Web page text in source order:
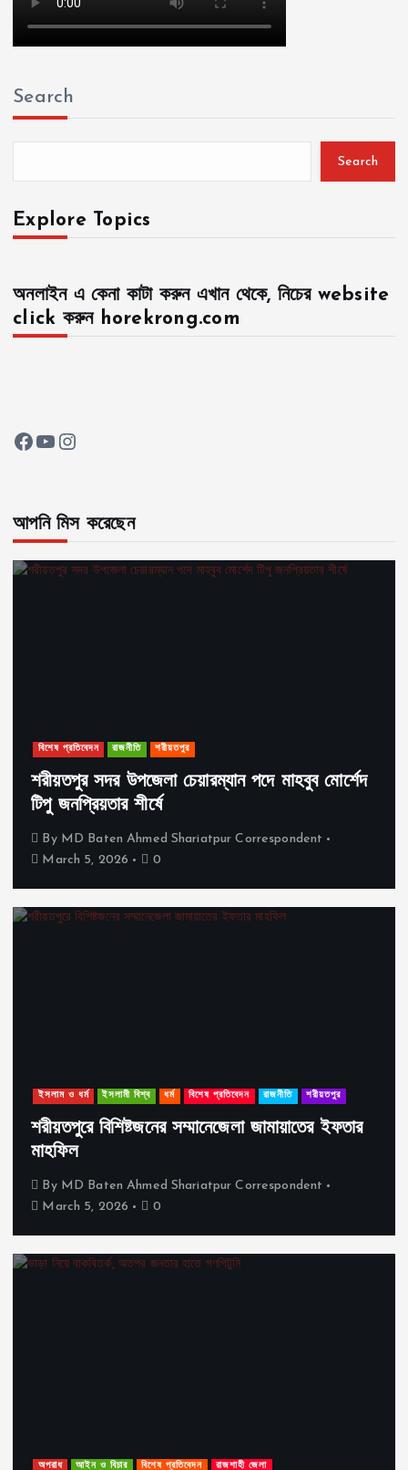
Search
Search
Explore Topics
অনলাইন এ কেনা কাটা করুন এখান থেকে, নিচের website
click করুন horekrong.com
Facebook YouTube Instagram
আপনি মিস করেছেন
বিশেষ প্রতিবেদন রাজনীতি শরীয়তপুর
শরীয়তপুর সদর উপজেলা চেয়ারম্যান পদে মাহবুব মোর্শেদ
টিপু জনপ্রিয়তার শীর্ষে
By MD Baten Ahmed Shariatpur Correspondent
March 5, 2026
0
ইসলাম ও ধর্ম ইসলামী বিশ্ব ধর্ম বিশেষ প্রতিবেদন রাজনীতি শরীয়তপুর
শরীয়তপুরে বিশিষ্টজনের সম্মানেজেলা জামায়াতের ইফতার
মাহফিল
By MD Baten Ahmed Shariatpur Correspondent
March 5, 2026
0
অপরাধ আইন ও বিচার বিশেষ প্রতিবেদন রাজশাহী জেলা